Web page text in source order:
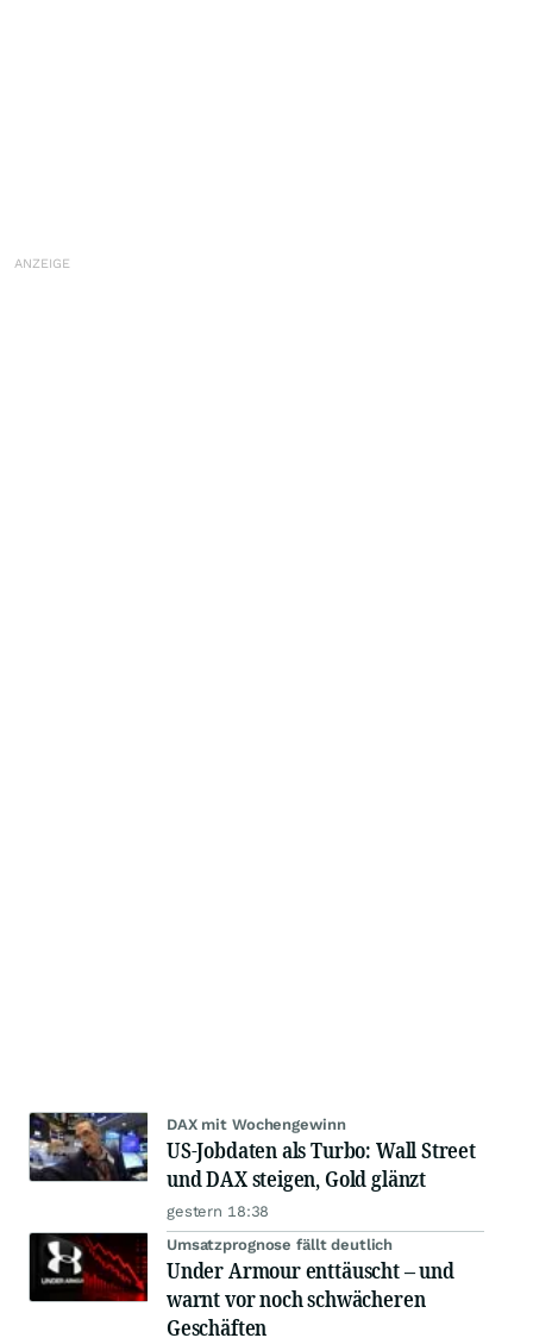
DAX mit Wochengewinn
US-Jobdaten als Turbo: Wall Street
und DAX steigen, Gold glänzt
gestern 18:38
Umsatzprognose fällt deutlich
Under Armour enttäuscht – und
warnt vor noch schwächeren
Geschäften